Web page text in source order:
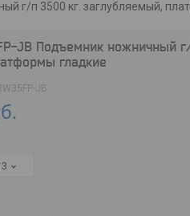
г/п 3500 кг. заглубляемый,
JB Подъемник ножничный
гладкие
JB